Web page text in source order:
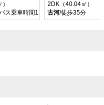
ス乗車時間12分 停歩3分
2DK（40.04㎡）
古河/徒歩35分